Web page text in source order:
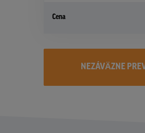
Cena
NEZÁVÄZNE